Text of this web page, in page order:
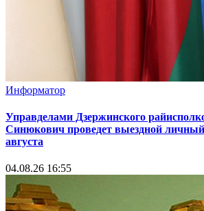
Информатор
Управделами Дзержинского
Синюкович проведет выездной
августа
04.08.26 16:55